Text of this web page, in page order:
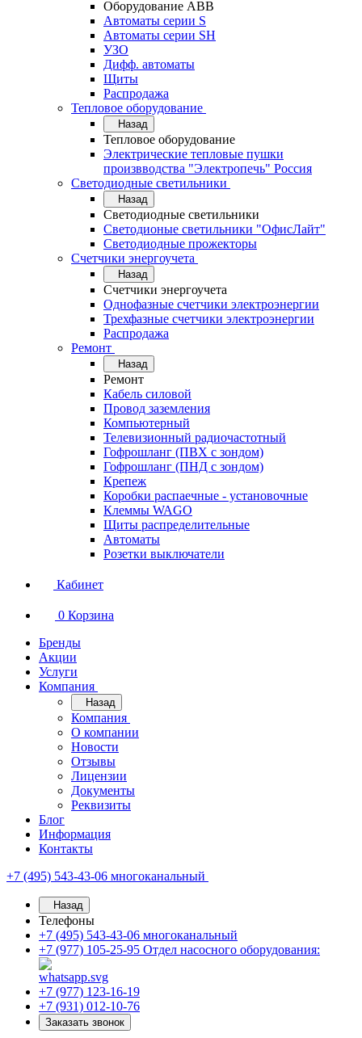
Оборудование АВВ
Автоматы серии S
Автоматы серии SH
УЗО
Дифф. автоматы
Щиты
Распродажа
Тепловое оборудование
Назад
Тепловое оборудование
Электрические тепловые пушки
произвводства "Электропечь" Россия
Светодиодные светильники
Назад
Светодиодные светильники
Светодионые светильники "ОфисЛайт"
Светодиодные прожекторы
Счетчики энергоучета
Назад
Счетчики энергоучета
Однофазные счетчики электроэнергии
Трехфазные счетчики электроэнергии
Распродажа
Ремонт
Назад
Ремонт
Кабель силовой
Провод заземления
Компьютерный
Телевизионный радиочастотный
Гофрошланг (ПВХ с зондом)
Гофрошланг (ПНД с зондом)
Крепеж
Коробки распаечные - установочные
Клеммы WAGO
Щиты распределительные
Автоматы
Розетки выключатели
Кабинет
0 Корзина
Бренды
Акции
Услуги
Компания
Назад
Компания
О компании
Новости
Отзывы
Лицензии
Документы
Реквизиты
Блог
Информация
Контакты
+7 (495) 543-43-06 многоканальный
Назад
Телефоны
+7 (495) 543-43-06 многоканальный
+7 (977) 105-25-95 Отдел насосного оборудования:
+7 (977) 123-16-19
+7 (931) 012-10-76
Заказать звонок